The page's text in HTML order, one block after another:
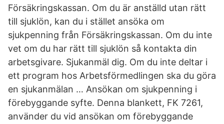
Försäkringskassan. Om du är anställd utan rätt
till sjuklön, kan du i stället ansöka om
sjukpenning från Försäkringskassan. Om du inte
vet om du har rätt till sjuklön så kontakta din
arbetsgivare. Sjukanmäl dig. Om du inte deltar i
ett program hos Arbetsförmedlingen ska du göra
en sjukanmälan … Ansökan om sjukpenning i
förebyggande syfte. Denna blankett, FK 7261,
använder du vid ansökan om förebyggande